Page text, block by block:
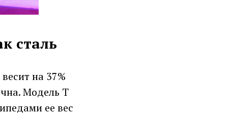
сталь
на 37%
Модель T
ее вес